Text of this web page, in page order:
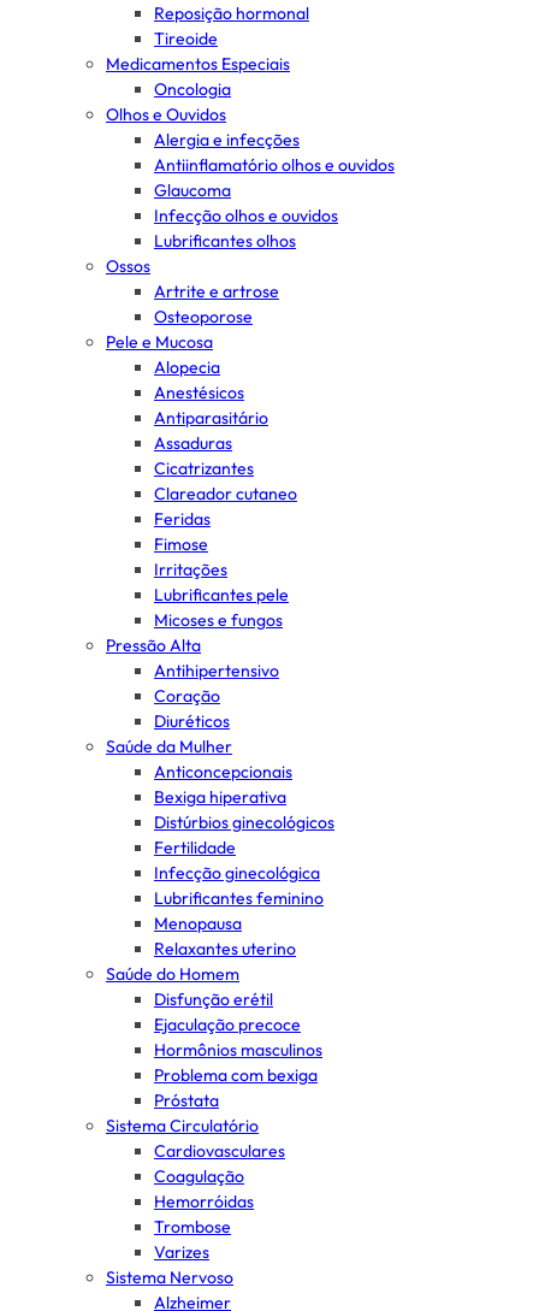
Reposição hormonal
Tireoide
Medicamentos Especiais
Oncologia
Olhos e Ouvidos
Alergia e infecções
Antiinflamatório olhos e ouvidos
Glaucoma
Infecção olhos e ouvidos
Lubrificantes olhos
Ossos
Artrite e artrose
Osteoporose
Pele e Mucosa
Alopecia
Anestésicos
Antiparasitário
Assaduras
Cicatrizantes
Clareador cutaneo
Feridas
Fimose
Irritações
Lubrificantes pele
Micoses e fungos
Pressão Alta
Antihipertensivo
Coração
Diuréticos
Saúde da Mulher
Anticoncepcionais
Bexiga hiperativa
Distúrbios ginecológicos
Fertilidade
Infecção ginecológica
Lubrificantes feminino
Menopausa
Relaxantes uterino
Saúde do Homem
Disfunção erétil
Ejaculação precoce
Hormônios masculinos
Problema com bexiga
Próstata
Sistema Circulatório
Cardiovasculares
Coagulação
Hemorróidas
Trombose
Varizes
Sistema Nervoso
Alzheimer